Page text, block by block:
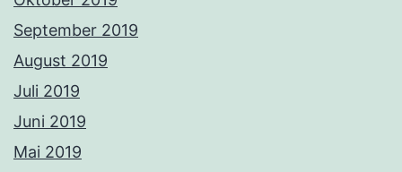
September 2019
August 2019
Juli 2019
Juni 2019
Mai 2019